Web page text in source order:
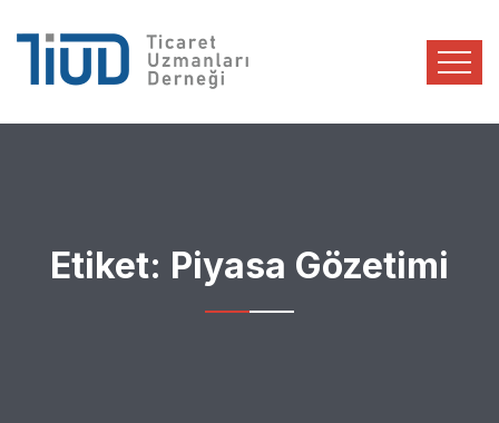
Etiket: Piyasa Gözetimi